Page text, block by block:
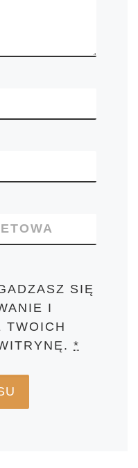
SIĘ
I
TWOICH
*